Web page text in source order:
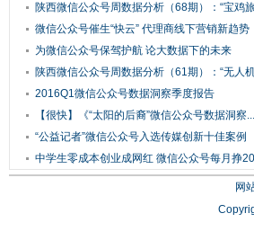
陕西微信公众号周数据分析（68期）：“宝鸡
微信公众号催生“快云” 代理商线下营销新趋势
为微信公众号保驾护航 论大数据下的未来
陕西微信公众号周数据分析（61期）：“无人
2016Q1微信公众号数据洞察季度报告
【很快】《“太阳的后裔”微信公众号数据洞察...
“公益记者”微信公众号入选传媒创新十佳案例
中学生零成本创业成网红 微信公众号每月挣
网